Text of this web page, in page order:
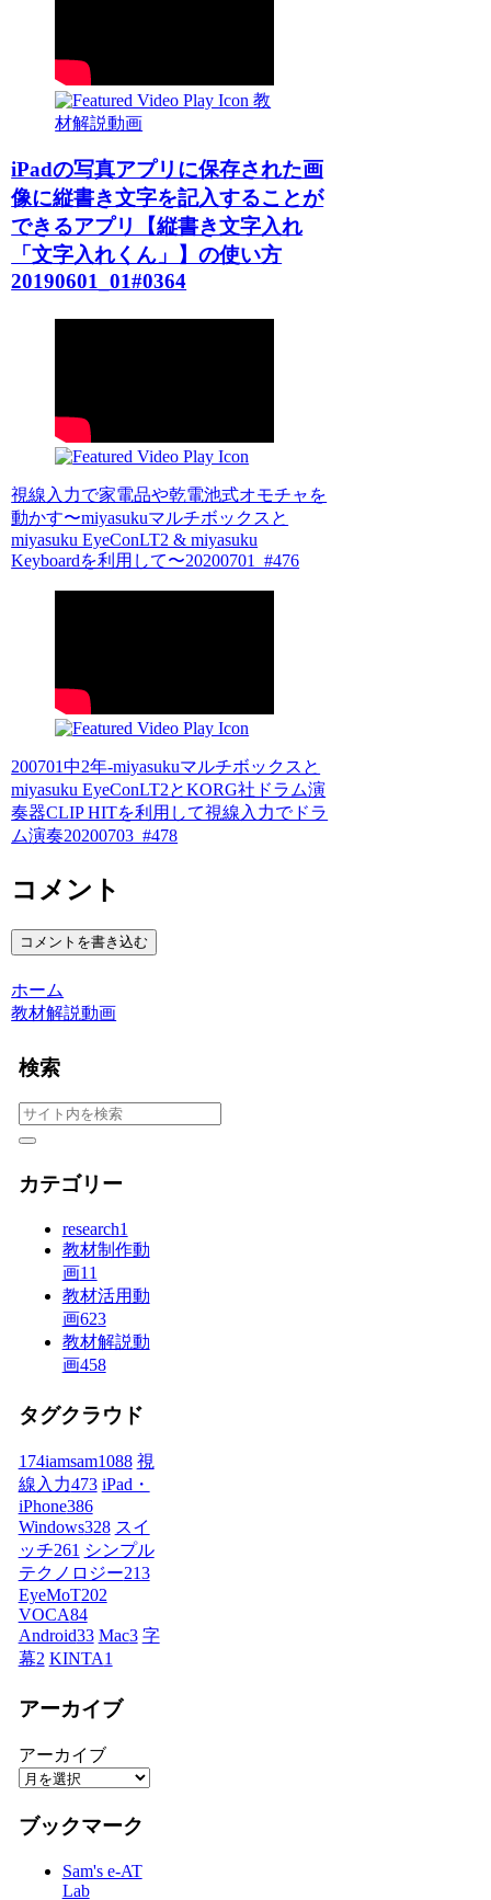
教
材解説動画
iPadの写真アプリに保存された画
像に縦書き文字を記入することが
できるアプリ【縦書き文字入れ
「文字入れくん」】の使い方
20190601_01#0364
視線入力で家電品や乾電池式オモチャを
動かす〜miyasukuマルチボックスと
miyasuku EyeConLT2 & miyasuku
Keyboardを利用して〜20200701_#476
200701中2年-miyasukuマルチボックスと
miyasuku EyeConLT2とKORG社ドラム演
奏器CLIP HITを利用して視線入力でドラ
ム演奏20200703_#478
コメント
コメントを書き込む
ホーム
教材解説動画
検索
カテゴリー
research1
教材制作動
画11
教材活用動
画623
教材解説動
画458
タグクラウド
174iamsam1088 視
線入力473 iPad・
iPhone386
Windows328 スイ
ッチ261 シンプル
テクノロジー213
EyeMoT202
VOCA84
Android33 Mac3 字
幕2 KINTA1
アーカイブ
アーカイブ
ブックマーク
Sam's e-AT
Lab